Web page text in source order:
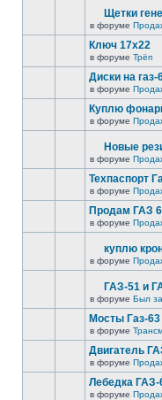
Щетки
в форуме
Ключ 17х22
в форуме Трёп
Диски на газ-
в форуме
Куплю
в форуме
Новые
в форуме
Техпаспорт
в форуме
Продам ГАЗ
в форуме
куплю
в форуме
ГАЗ-51 и
в форуме Был
Мосты Газ-63
в форуме
Двигатель
в форуме
Лебедка
в форуме